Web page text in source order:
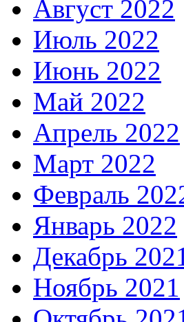
Август 2022
Июль 2022
Июнь 2022
Май 2022
Апрель 2022
Март 2022
Февраль
Январь 2022
Декабрь
Ноябрь 2021